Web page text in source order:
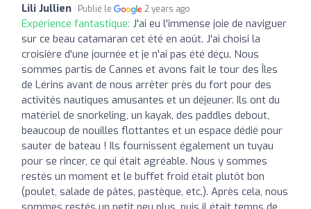
Lili Jullien Publié le 2 years ago
Expérience fantastique: J'ai eu l'immense joie de naviguer
sur ce beau catamaran cet été en août. J'ai choisi la
croisière d'une journée et je n'ai pas été déçu. Nous
sommes partis de Cannes et avons fait le tour des Îles
de Lérins avant de nous arrêter près du fort pour des
activités nautiques amusantes et un déjeuner. Ils ont du
matériel de snorkeling, un kayak, des paddles debout,
beaucoup de nouilles flottantes et un espace dédié pour
sauter de bateau ! Ils fournissent également un tuyau
pour se rincer, ce qui était agréable. Nous y sommes
restés un moment et le buffet froid était plutôt bon
(poulet, salade de pâtes, pastèque, etc.). Après cela, nous